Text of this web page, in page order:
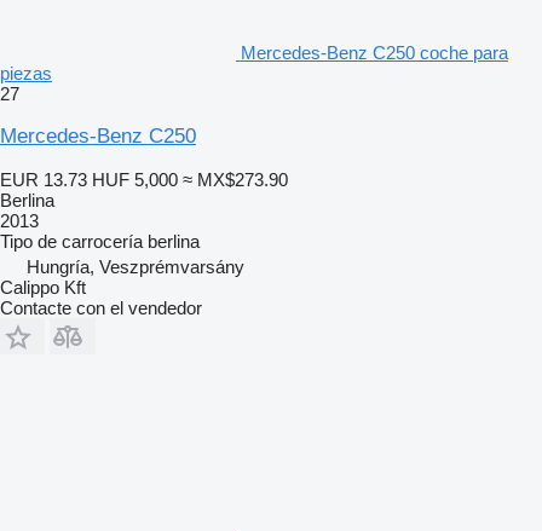
Mercedes-Benz C250 coche para
piezas
27
Mercedes-Benz C250
EUR 13.73 HUF 5,000 ≈ MX$273.90
Berlina
2013
Tipo de carrocería berlina
Hungría, Veszprémvarsány
Calippo Kft
Contacte con el vendedor